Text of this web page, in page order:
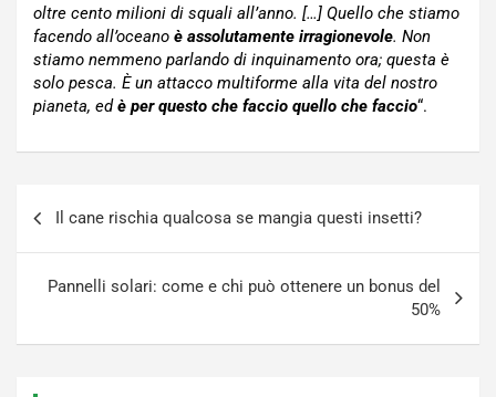
oltre cento milioni di squali all’anno. […] Quello che stiamo
facendo all’oceano è assolutamente irragionevole. Non
stiamo nemmeno parlando di inquinamento ora; questa è
solo pesca. È un attacco multiforme alla vita del nostro
pianeta, edè per questo che faccio quello che faccio“.
Il cane rischia qualcosa se mangia questi insetti?
Pannelli solari: come e chi può ottenere un bonus del
50%